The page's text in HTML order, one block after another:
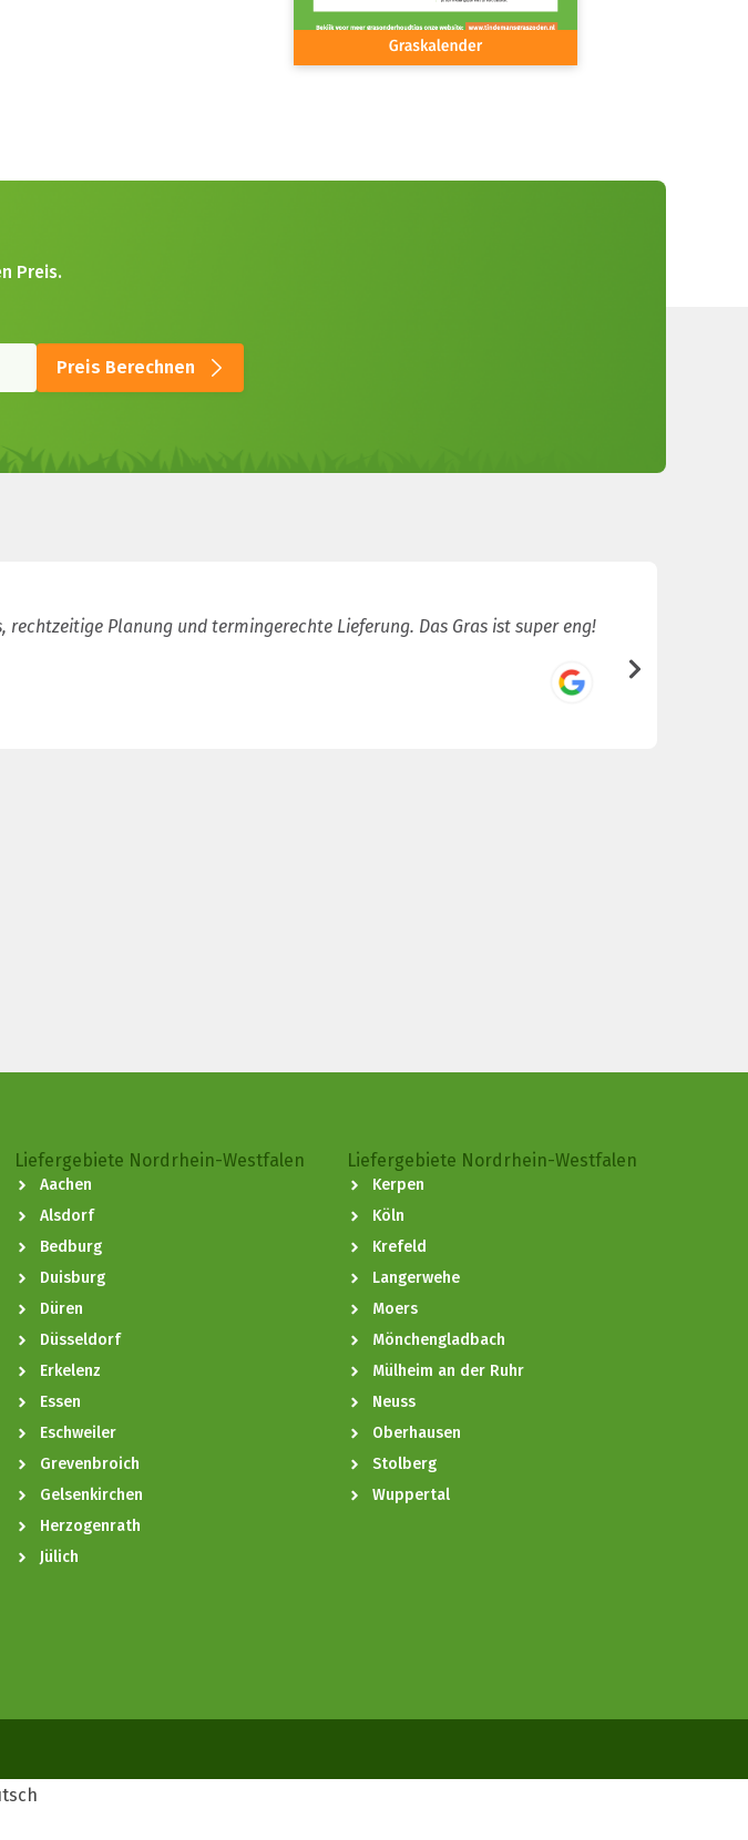
Preis.
Preis Berechnen
rechtzeitige Planung und termingerechte Lieferung. Das Gras ist super eng!
Liefergebiete Nordrhein-Westfalen
Aachen
Alsdorf
Bedburg
Duisburg
Düren
Düsseldorf
Erkelenz
Essen
Eschweiler
Grevenbroich
Gelsenkirchen
Herzogenrath
Jülich
Liefergebiete Nordrhein-Westfalen
Kerpen
Köln
Krefeld
Langerwehe
Moers
Mönchengladbach
Mülheim an der Ruhr
Neuss
Oberhausen
Stolberg
Wuppertal